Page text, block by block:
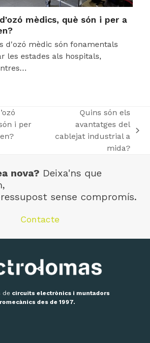
mèdics, què són i per a
d'ozó mèdic són fonamentals
les estades als hospitals,
i per
next
Quins són els
avantatges del
cablejat industrial a
mida?
nova? Deixa'ns que
sense compromís.
Contacte
de circuits electrònics i muntadors
des de 1997.